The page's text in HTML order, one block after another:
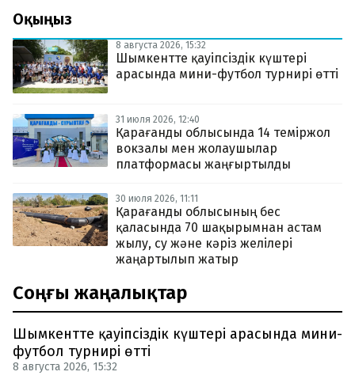
Оқыңыз
8 августа 2026, 15:32
Шымкентте қауіпсіздік күштері
арасында мини-футбол турнирі өтті
31 июля 2026, 12:40
Қарағанды облысында 14 теміржол
вокзалы мен жолаушылар
платформасы жаңғыртылды
30 июля 2026, 11:11
Қарағанды облысының бес
қаласында 70 шақырымнан астам
жылу, су және кәріз желілері
жаңартылып жатыр
Соңғы жаңалықтар
Шымкентте қауіпсіздік күштері арасында мини-
футбол турнирі өтті
8 августа 2026, 15:32